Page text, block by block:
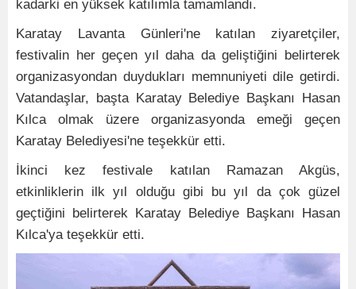
kadarki en yüksek katılımla tamamlandı.
Karatay Lavanta Günleri'ne katılan ziyaretçiler,
festivalin her geçen yıl daha da geliştiğini belirterek
organizasyondan duydukları memnuniyeti dile getirdi.
Vatandaşlar, başta Karatay Belediye Başkanı Hasan
Kılca olmak üzere organizasyonda emeği geçen
Karatay Belediyesi'ne teşekkür etti.
İkinci kez festivale katılan Ramazan Akgüs,
etkinliklerin ilk yıl olduğu gibi bu yıl da çok güzel
geçtiğini belirterek Karatay Belediye Başkanı Hasan
Kılca'ya teşekkür etti.